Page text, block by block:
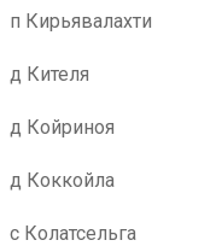
п Кирьявалахти
д Кителя
д Койриноя
д Коккойла
с Колатсельга